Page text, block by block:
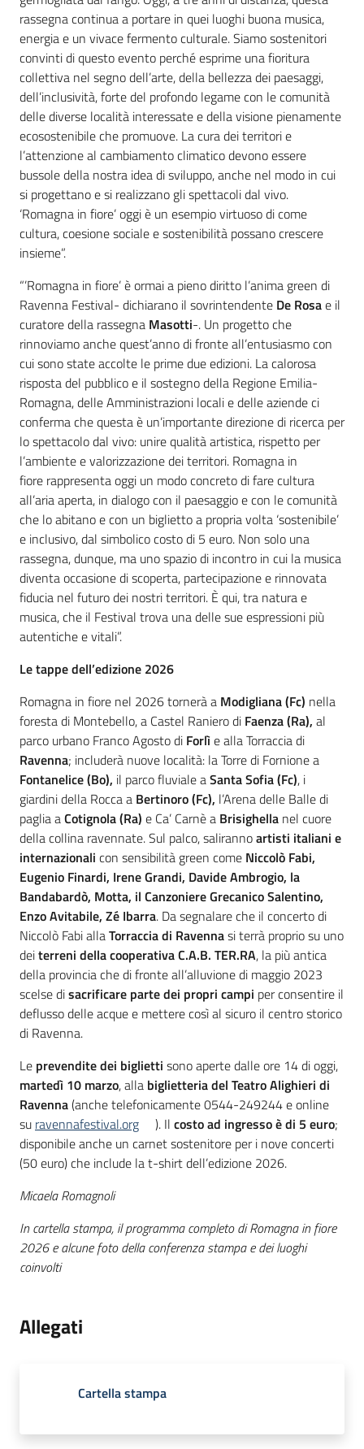
rassegna continua a portare in quei luoghi buona musica,
energia e un vivace fermento culturale. Siamo sostenitori
convinti di questo evento perché esprime una fioritura
collettiva nel segno dell’arte, della bellezza dei paesaggi,
dell’inclusività, forte del profondo legame con le comunità
delle diverse località interessate e della visione pienamente
ecosostenibile che promuove. La cura dei territori e
l’attenzione al cambiamento climatico devono essere
bussole della nostra idea di sviluppo, anche nel modo in cui
si progettano e si realizzano gli spettacoli dal vivo.
‘Romagna in fiore’ oggi è un esempio virtuoso di come
cultura, coesione sociale e sostenibilità possano crescere
insieme”.
“’Romagna in fiore’ è ormai a pieno diritto l’anima green di
Ravenna Festival- dichiarano il sovrintendente De Rosae il
curatore della rassegna Masotti-. Un progetto che
rinnoviamo anche quest’anno di fronte all’entusiasmo con
cui sono state accolte le prime due edizioni. La calorosa
risposta del pubblico e il sostegno della Regione Emilia-
Romagna, delle Amministrazioni locali e delle aziende ci
conferma che questa è un’importante direzione di ricerca per
lo spettacolo dal vivo: unire qualità artistica, rispetto per
l’ambiente e valorizzazione dei territori. Romagna in
fiore rappresenta oggi un modo concreto di fare cultura
all’aria aperta, in dialogo con il paesaggio e con le comunità
che lo abitano e con un biglietto a propria volta ‘sostenibile’
e inclusivo, dal simbolico costo di 5 euro. Non solo una
rassegna, dunque, ma uno spazio di incontro in cui la musica
diventa occasione di scoperta, partecipazione e rinnovata
fiducia nel futuro dei nostri territori. È qui, tra natura e
musica, che il Festival trova una delle sue espressioni più
autentiche e vitali”.
Le tappe dell’edizione 2026
Romagna in fiore nel 2026 tornerà a Modigliana (Fc) nella
foresta di Montebello, a Castel Raniero di Faenza (Ra), al
parco urbano Franco Agosto di Forlìe alla Torraccia di
Ravenna; includerà nuove località: la Torre di Fornione a
Fontanelice (Bo), il parco fluviale aSanta Sofia (Fc), i
giardini della Rocca a Bertinoro (Fc), l’Arena delle Balle di
paglia aCotignola (Ra) e Ca’ Carnè a Brisighella nel cuore
della collina ravennate. Sul palco, salirannoartisti italiani e
internazionali con sensibilità green come Niccolò Fabi,
Eugenio Finardi, Irene Grandi, Davide Ambrogio, la
Bandabardò, Motta, il Canzoniere Grecanico Salentino,
Enzo Avitabile, Zé Ibarra. Da segnalare che il concerto di
Niccolò Fabi allaTorraccia di Ravennasi terrà proprio su uno
deiterreni della cooperativa C.A.B. TER.RA, la più antica
della provincia che di fronte all’alluvione di maggio 2023
scelse disacrificare parte dei propri campi per consentire il
deflusso delle acque e mettere così al sicuro il centro storico
di Ravenna.
Le prevendite dei biglietti sono aperte dalle ore 14 di oggi,
martedì 10 marzo, alla biglietteria del Teatro Alighieri di
Ravenna(anche telefonicamente 0544-249244 e online
su ravennafestival.org ). Il costo ad ingresso è di 5 euro;
disponibile anche un carnet sostenitore per i nove concerti
(50 euro) che include la t-shirt dell’edizione 2026.
Micaela Romagnoli
In cartella stampa, il programma completo di Romagna in fiore
2026 e alcune foto della conferenza stampa e dei luoghi
coinvolti
Allegati
Cartella stampa